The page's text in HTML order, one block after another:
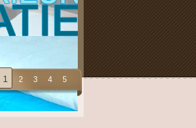
1 2 3 4 5